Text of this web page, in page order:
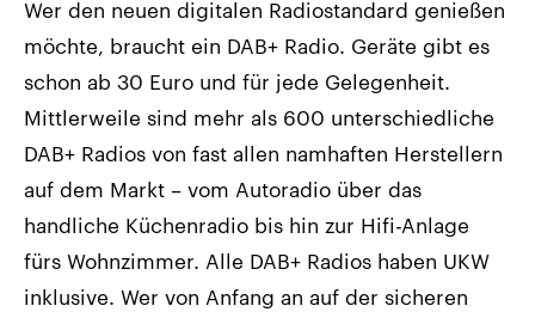
Wer den neuen digitalen Radiostandard genießen
möchte, braucht ein DAB+ Radio. Geräte gibt es
schon ab 30 Euro und für jede Gelegenheit.
Mittlerweile sind mehr als 600 unterschiedliche
DAB+ Radios von fast allen namhaften Herstellern
auf dem Markt – vom Autoradio über das
handliche Küchenradio bis hin zur Hifi-Anlage
fürs Wohnzimmer. Alle DAB+ Radios haben UKW
inklusive. Wer von Anfang an auf der sicheren